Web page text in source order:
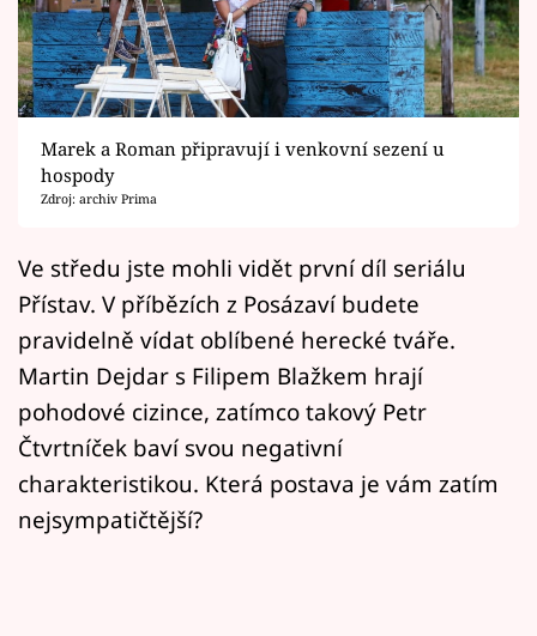
Horoskopy
Sledujte prima+
Filmový festival Karlovy Vary
Mámy sobě
Přihlášení
Sledujte nás
Marek a Roman připravují i venkovní sezení u
hospody
Zdroj: archiv Prima
Ve středu jste mohli vidět první díl seriálu
Přístav. V příbězích z Posázaví budete
pravidelně vídat oblíbené herecké tváře.
Martin Dejdar s Filipem Blažkem hrají
pohodové cizince, zatímco takový Petr
Čtvrtníček baví svou negativní
charakteristikou. Která postava je vám zatím
nejsympatičtější?